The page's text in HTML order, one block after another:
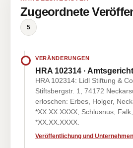
Zugeordnete
5
VERÄNDERUNGEN
HRA 102314 ·
HRA 102314: Lidl Stiftung &
Stiftsbergstr. 1, 74172
erloschen: Erbes, Holger,
*XX.XX.XXXX; Schlusnus, Falk,
*XX.XX.XXXX.
Veröffentlichung und